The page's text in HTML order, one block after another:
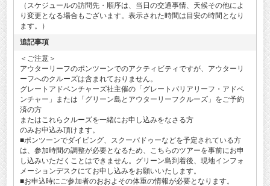
（スケジュールの訪問先・順序は、当日の交通事情、天候その他によ
り変更となる場合もございます。表示された時間は目安の時間となり
ます。）
追記事項
＜ご注意＞
アウターリーフのポンツーンでのアクティビティですが、アウターリ
ーフへのクルーズは含まれておりません。
グレートアドベンチャーズ社主催の「グレートバリアリーフ・アドベ
ンチャー」または「グリーン島とアウターリーフクルーズ」をご予約
済の方
またはこれらクルーズを一緒にお申し込みをなさる方
のみお申込み頂けます。
■ポンツーンでダイビング、スクーバドゥーなどを予定されている方
は、参加時間の調整が必要となるため、こちらのツアーを事前にお申
し込みいただくことはできません。グリーン島到着後、現地インフォ
メーションデスクにてお申し込みをお願いいたします。
■お申込時にご参加者のおおよその体重の情報が必要となります。